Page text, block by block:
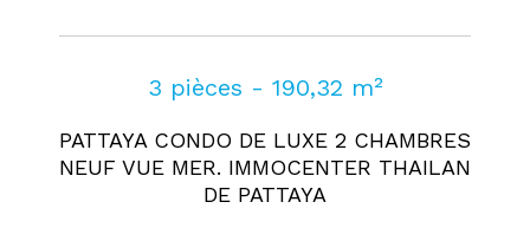
3 pièces - 190,32 m²
PATTAYA CONDO DE LUXE 2 CHAMBRES
NEUF VUE MER. IMMOCENTER THAILAN
DE PATTAYA